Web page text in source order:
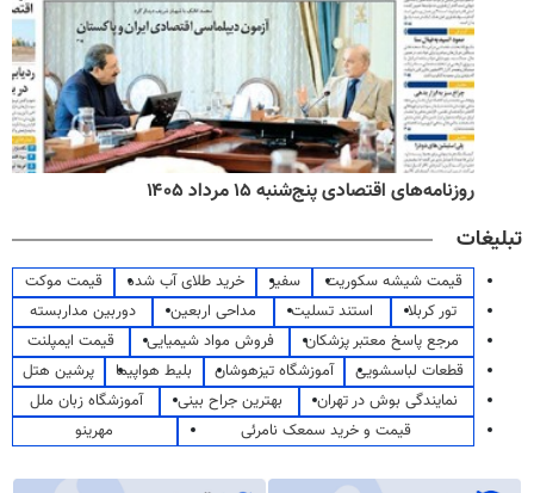
روزنامه‌های اقتصادی پنج‌شنبه ۱۵ مرداد ۱۴۰۵
تبلیغات
قیمت شیشه سکوریت سفیر خرید طلای آب شده
قیمت موکت
تور کربلا
استند تسلیت مداحی اربعین
دوربین مداربسته
مرجع پاسخ معتبر پزشکان
فروش مواد شیمیایی
قیمت ایمپلنت
قطعات لباسشویی
آموزشگاه تیزهوشان بلیط هواپیما
پرشین هتل
نمایندگی بوش در تهران
بهترین جراح بینی
آموزشگاه زبان ملل
قیمت و خرید سمعک نامرئی
مهرینو